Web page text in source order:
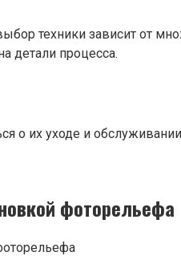
техники зависит от
детали процесса.
их уходе и
фоторельефа